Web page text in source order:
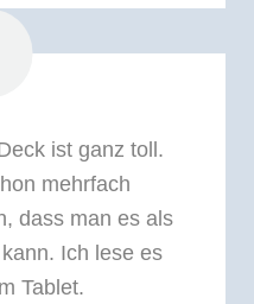
ist ganz toll.
mehrfach
dass man es als
Ich lese es
Tablet.